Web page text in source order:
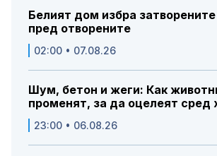
Белият дом избра
пред отворените
02:00 • 07.08.26
Шум, бетон и жеги: Как
променят, за да оцелеят сред
23:00 • 06.08.26